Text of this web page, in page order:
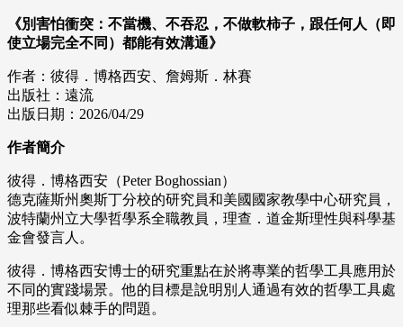
《別害怕衝突：不當機、不吞忍，不做軟柿子，跟任何人（即
使立場完全不同）都能有效溝通》
作者：彼得．博格西安、詹姆斯．林賽
出版社：遠流
出版日期：2026/04/29
作者簡介
彼得．博格西安（Peter Boghossian）
德克薩斯州奧斯丁分校的研究員和美國國家教學中心研究員，
波特蘭州立大學哲學系全職教員，理查．道金斯理性與科學基
金會發言人。
彼得．博格西安博士的研究重點在於將專業的哲學工具應用於
不同的實踐場景。他的目標是說明別人通過有效的哲學工具處
理那些看似棘手的問題。